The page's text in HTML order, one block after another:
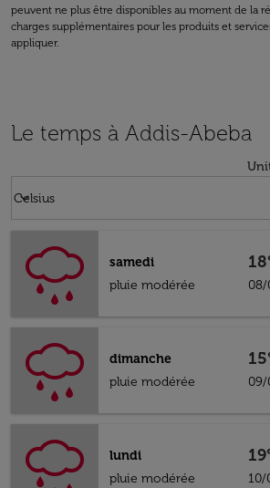
peuvent ne plus être disponibles au moment de la
charges supplémentaires pour les produits et
appliquer.
Le temps à Addis-Abeba
Celsius
keyboard_arrow_down
samedi
pluie modérée
08/
dimanche
pluie modérée
09/
lundi
pluie modérée
10/